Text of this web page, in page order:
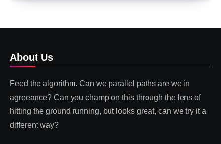
About Us
Feed the algorithm. Can we parallel paths are we in
agreeance? Can you champion this through the lens of
hitting the ground running, but looks great, can we try it a
different way?